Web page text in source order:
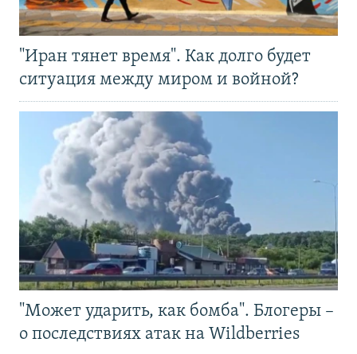
"Иран тянет время". Как долго будет
ситуация между миром и войной?
"Может ударить, как бомба". Блогеры –
о последствиях атак на Wildberries